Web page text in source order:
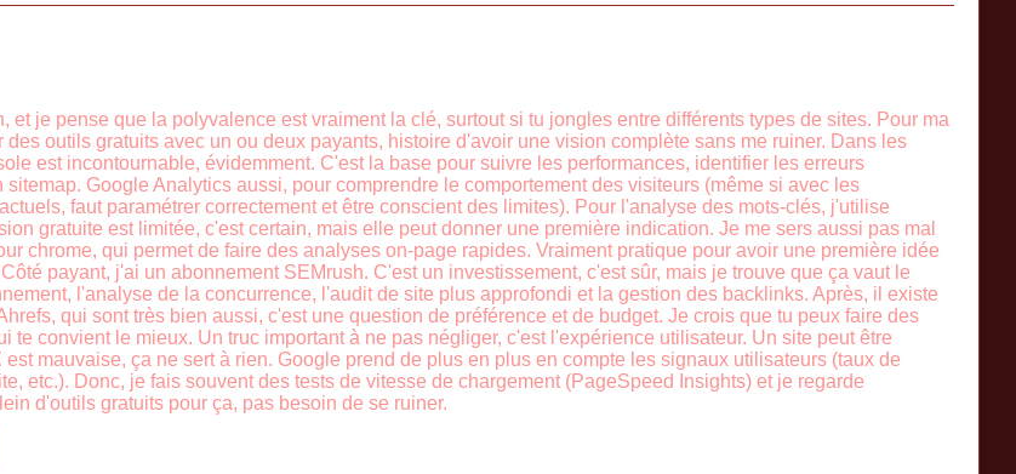
et je pense que la polyvalence est vraiment la clé, surtout si tu jongles entre différents types de sites. Pour ma
des outils gratuits avec un ou deux payants, histoire d'avoir une vision complète sans me ruiner. Dans les
est incontournable, évidemment. C'est la base pour suivre les performances, identifier les erreurs
sitemap. Google Analytics aussi, pour comprendre le comportement des visiteurs (même si avec les
faut paramétrer correctement et être conscient des limites). Pour l'analyse des mots-clés, j'utilise
gratuite est limitée, c'est certain, mais elle peut donner une première indication. Je me sers aussi pas mal
chrome, qui permet de faire des analyses on-page rapides. Vraiment pratique pour avoir une première idée
payant, j'ai un abonnement SEMrush. C'est un investissement, c'est sûr, mais je trouve que ça vaut le
l'analyse de la concurrence, l'audit de site plus approfondi et la gestion des backlinks. Après, il existe
qui sont très bien aussi, c'est une question de préférence et de budget. Je crois que tu peux faire des
te convient le mieux. Un truc important à ne pas négliger, c'est l'expérience utilisateur. Un site peut être
mauvaise, ça ne sert à rien. Google prend de plus en plus en compte les signaux utilisateurs (taux de
etc.). Donc, je fais souvent des tests de vitesse de chargement (PageSpeed Insights) et je regarde
d'outils gratuits pour ça, pas besoin de se ruiner.